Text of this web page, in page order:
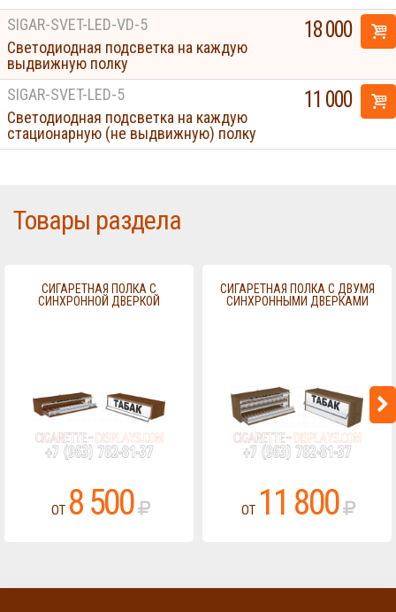
SIGAR-SVET-LED-VD-5
Светодиодная подсветка на каждую
выдвижную полку
18 000
SIGAR-SVET-LED-5
Светодиодная подсветка на каждую
стационарную (не выдвижную) полку
11 000
Товары раздела
СИГАРЕТНАЯ ПОЛКА С
СИНХРОННОЙ ДВЕРКОЙ
ОТ 8 500
СИГАРЕТНАЯ ПОЛКА С ДВУМЯ
СИНХРОННЫМИ ДВЕРКАМИ
ОТ 11 800